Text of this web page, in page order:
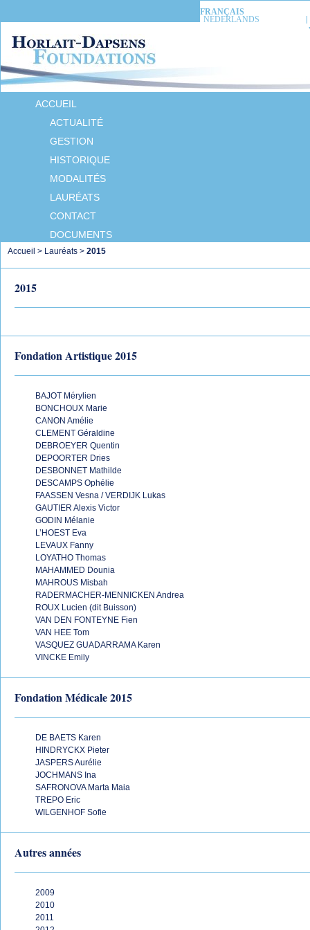
FRANÇAIS
NEDERLANDS
ACCUEIL
ACTUALITÉ
GESTION
HISTORIQUE
MODALITÉS
LAURÉATS
CONTACT
DOCUMENTS
Accueil > Lauréats > 2015
2015
Fondation Artistique 2015
BAJOT Mérylien
BONCHOUX Marie
CANON Amélie
CLEMENT Géraldine
DEBROEYER Quentin
DEPOORTER Dries
DESBONNET Mathilde
DESCAMPS Ophélie
FAASSEN Vesna / VERDIJK Lukas
GAUTIER Alexis Victor
GODIN Mélanie
L’HOEST Eva
LEVAUX Fanny
LOYATHO Thomas
MAHAMMED Dounia
MAHROUS Misbah
RADERMACHER-MENNICKEN Andrea
ROUX Lucien (dit Buisson)
VAN DEN FONTEYNE Fien
VAN HEE Tom
VASQUEZ GUADARRAMA Karen
VINCKE Emily
Fondation Médicale 2015
DE BAETS Karen
HINDRYCKX Pieter
JASPERS Aurélie
JOCHMANS Ina
SAFRONOVA Marta Maia
TREPO Eric
WILGENHOF Sofie
Autres années
2009
2010
2011